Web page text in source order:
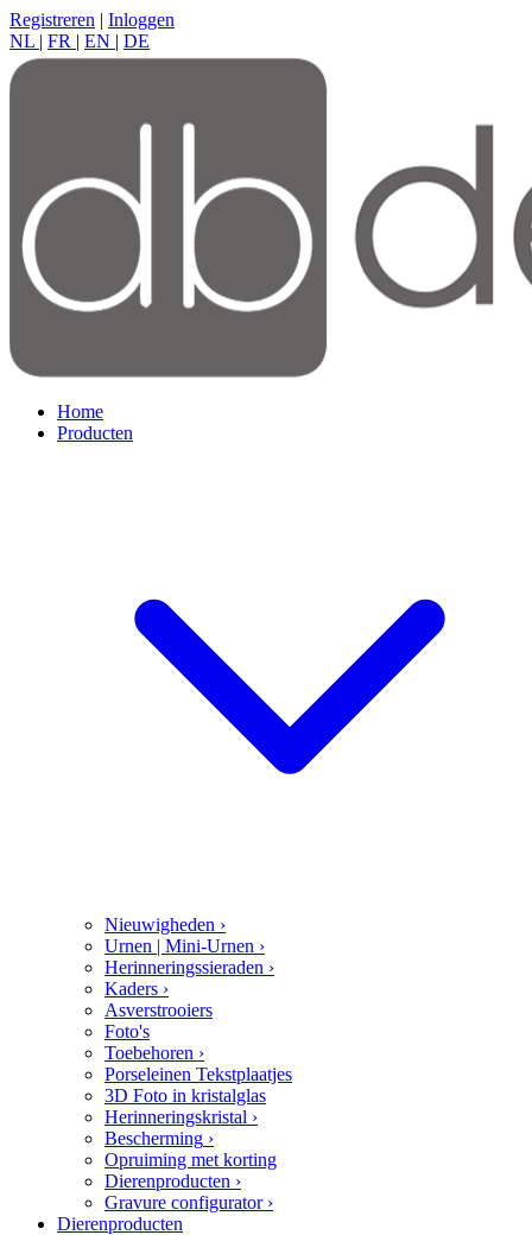
Registreren | Inloggen
NL | FR | EN | DE
Home
Producten
Nieuwigheden ›
Urnen | Mini-Urnen ›
Herinneringssieraden ›
Kaders ›
Asverstrooiers
Foto's
Toebehoren ›
Porseleinen Tekstplaatjes
3D Foto in kristalglas
Herinneringskristal ›
Bescherming ›
Opruiming met korting
Dierenproducten ›
Gravure configurator ›
Dierenproducten